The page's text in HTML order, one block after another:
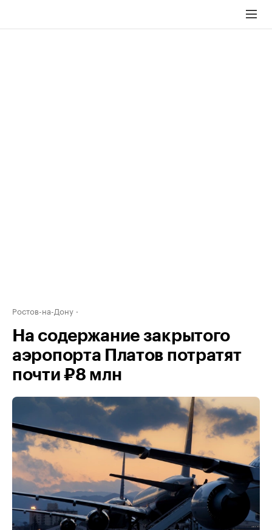
Ростов-на-Дону
На содержание закрытого
аэропорта Платов потратят
почти ₽8 млн